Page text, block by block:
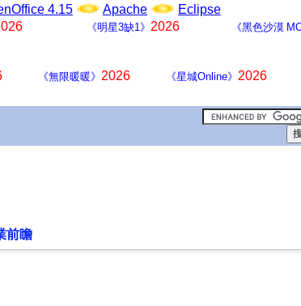
4.15 Apache Eclipse
《明星3缺1》 2026 《黑色沙漠
《無限暖暖》 2026 《星城Online》 2026
前瞻